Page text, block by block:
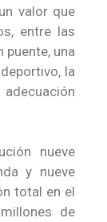
valor que
entre las
puente, una
la
nueve
y nueve
total en el
de